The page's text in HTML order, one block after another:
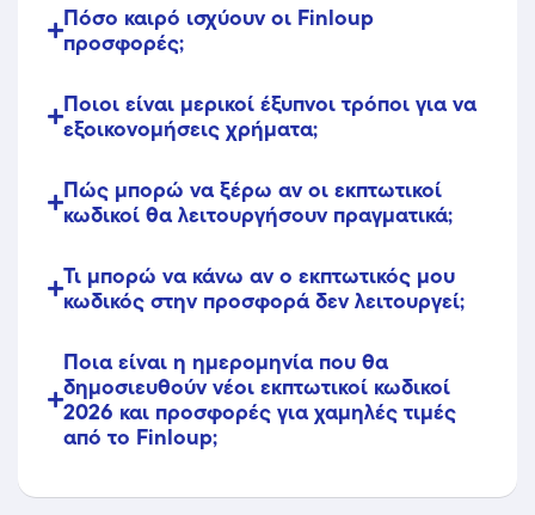
Πόσο καιρό ισχύουν οι Finloup
προσφορές;
Ποιοι είναι μερικοί έξυπνοι τρόποι για να
εξοικονομήσεις χρήματα;
Πώς μπορώ να ξέρω αν οι εκπτωτικοί
κωδικοί θα λειτουργήσουν πραγματικά;
Τι μπορώ να κάνω αν ο εκπτωτικός μου
κωδικός στην προσφορά δεν λειτουργεί;
Ποια είναι η ημερομηνία που θα
δημοσιευθούν νέοι εκπτωτικοί κωδικοί
2026 και προσφορές για χαμηλές τιμές
από το Finloup;